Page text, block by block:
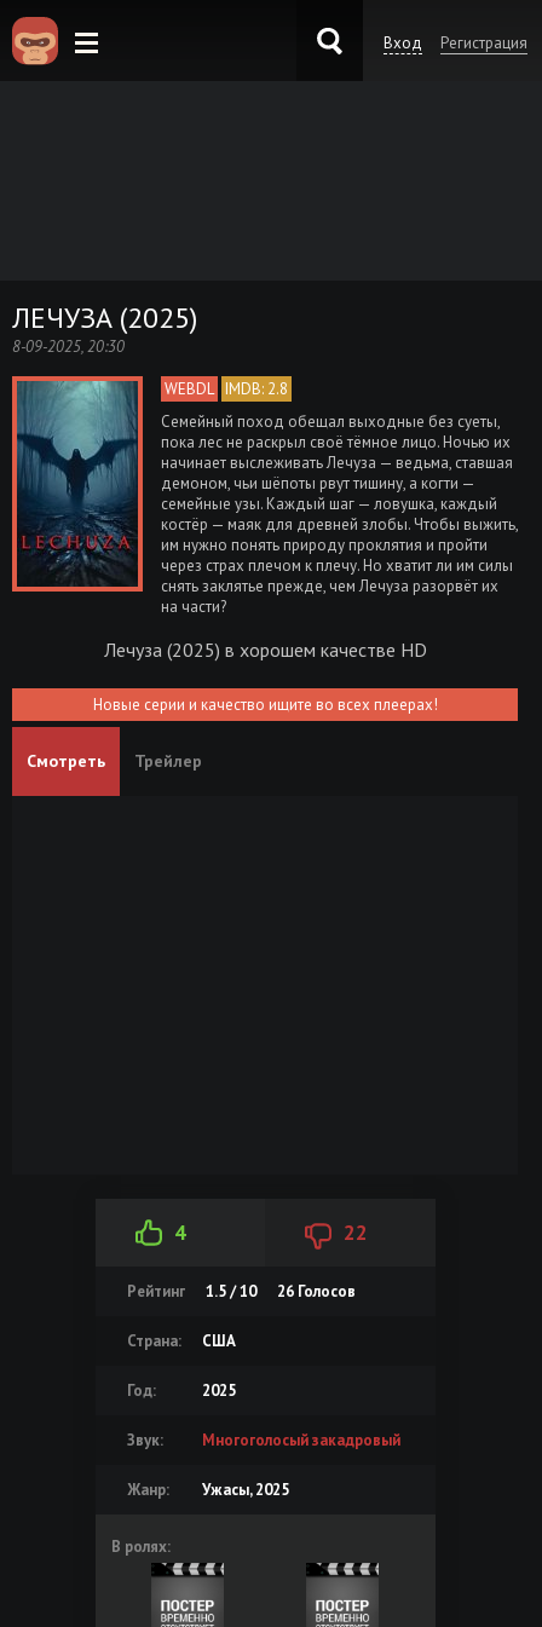
Вход Регистрация
ЛЕЧУЗА (2025)
8-09-2025, 20:30
WEBDL IMDB: 2.8
Семейный поход обещал выходные без суеты,
пока лес не раскрыл своё тёмное лицо. Ночью их
начинает выслеживать Лечуза — ведьма, ставшая
демоном, чьи шёпоты рвут тишину, а когти —
семейные узы. Каждый шаг — ловушка, каждый
костёр — маяк для древней злобы. Чтобы выжить,
им нужно понять природу проклятия и пройти
через страх плечом к плечу. Но хватит ли им силы
снять заклятье прежде, чем Лечуза разорвёт их
на части?
Лечуза (2025) в хорошем качестве HD
Новые серии и качество ищите во всех плеерах!
Смотреть Трейлер
4 22
Рейтинг 1.5 / 10 26Голосов
Страна: США
Год: 2025
Звук: Многоголосый закадровый
Жанр: Ужасы, 2025
В ролях: